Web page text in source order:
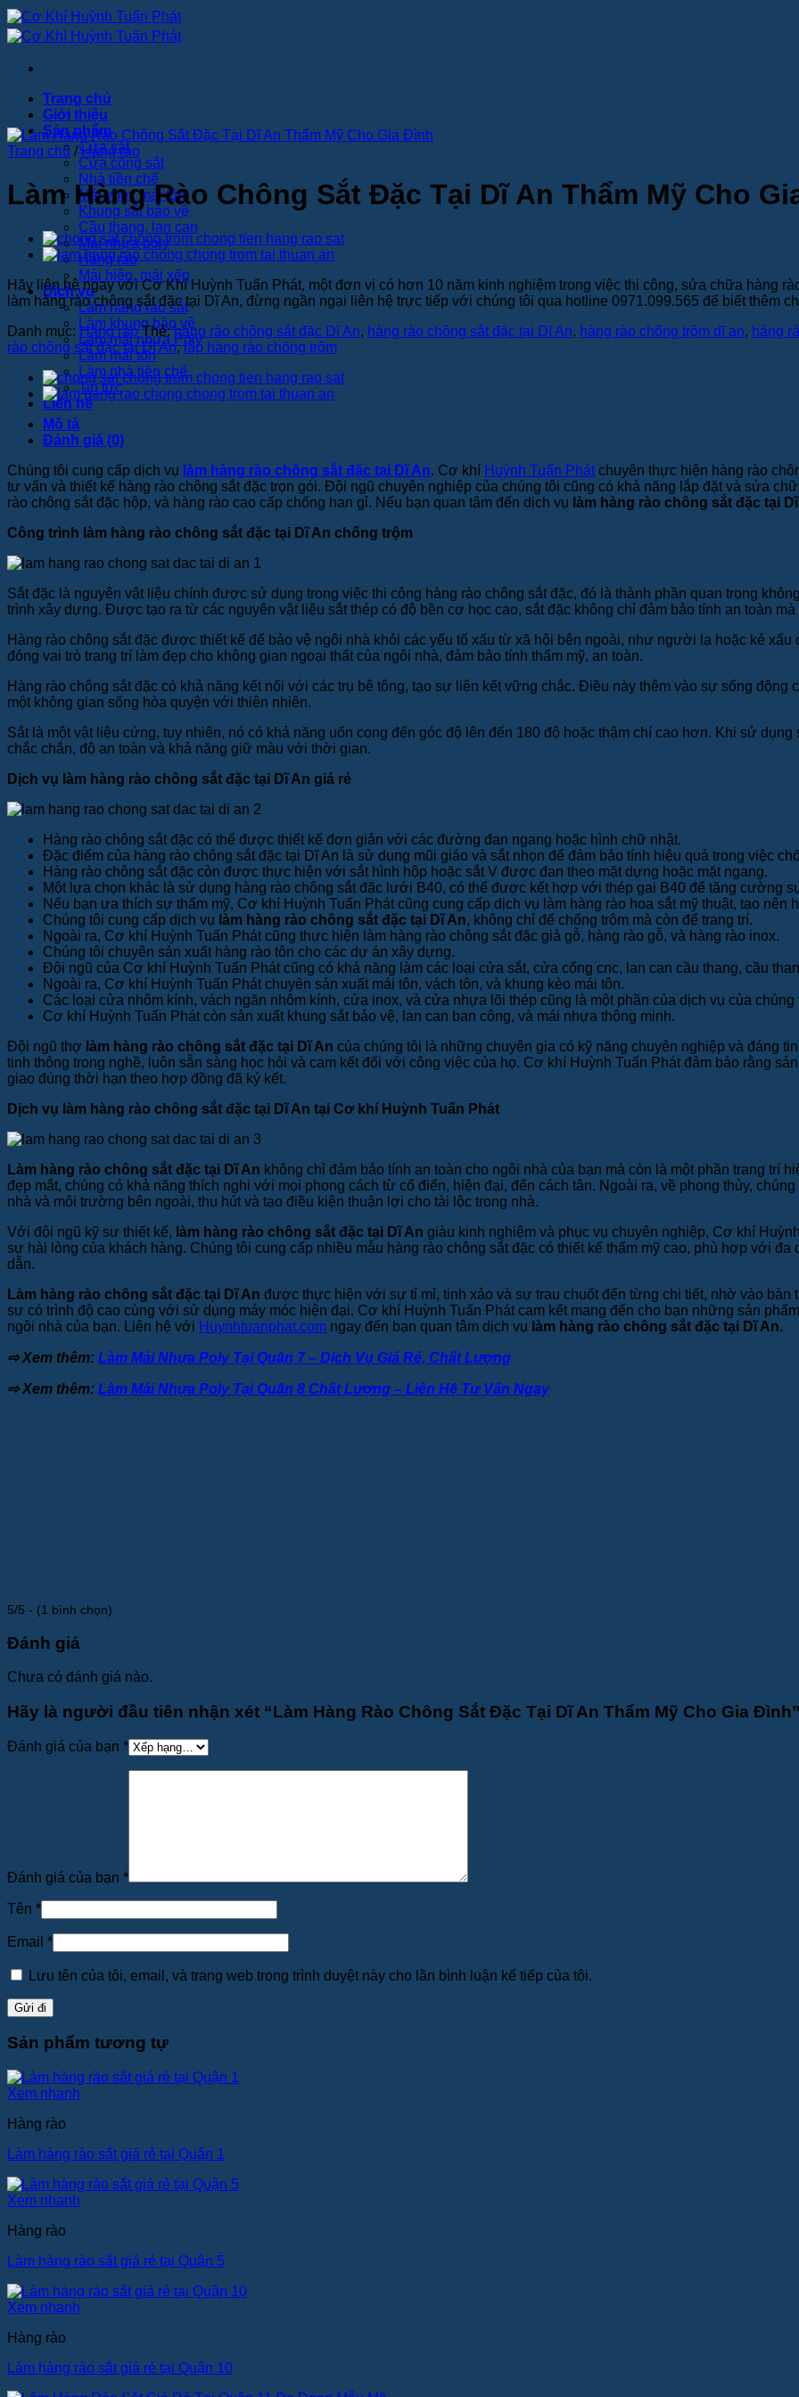
Bỏ
qua
nội
Trang chủ
Giới thiệu
Sản phẩm
Cửa sắt
Cửa cổng sắt
Nhà tiền chế
Mái vòm, mái tôn
Khung sắt bảo vệ
Cầu thang, lan can
Mái nhựa poly
Hàng rào
Mái hiên, mái xếp
Dịch vụ
Làm hàng rào sắt
Làm khung bảo vệ
Làm mái nhựa Poly
Làm mái tôn
Làm nhà tiền chế
Tin tức
Liên hệ
Trang chủ / Hàng rào
Làm Hàng Rào Chông Sắt Đặc Tại Dĩ An Thẩm Mỹ Cho
Hãy liên hệ ngay với Cơ Khí Huỳnh Tuấn Phát, một đơn vị có hơn 10 năm kinh nghiệm trong việc thi công, sửa chữa hàng
làm hàng rào chông sắt đặc tại Dĩ An, đừng ngần ngại liên hệ trực tiếp với chúng tôi qua hotline 0971.099.565 để biết thêm
Danh mục:Hàng rào Thẻ:hàng rào chông sắt đặc Dĩ An, hàng rào chông sắt đặc tại Dĩ An, hàng rào chống trộm dĩ an, hàng
rào chông sắt đặc tại Dĩ An,lắp hàng rào chống trộm
Mô tả
Đánh giá (0)
Chúng tôi cung cấp dịch vụ làm hàng rào chông sắt đặc tại Dĩ An. Cơ khí Huỳnh Tuấn Phátchuyên thực hiện hàng rào
tư vấn và thiết kế hàng rào chông sắt đặc trọn gói. Đội ngũ chuyên nghiệp của chúng tôi cũng có khả năng lắp đặt và sửa
rào chông sắt đặc hộp, và hàng rào cao cấp chống han gỉ. Nếu bạn quan tâm đến dịch vụ làm hàng rào chông sắt đặc tại
Công trình làm hàng rào chông sắt đặc tại Dĩ An chống trộm
Sắt đặc là nguyên vật liệu chính được sử dụng trong việc thi công hàng rào chông sắt đặc, đó là thành phần quan trọng
trình xây dựng. Được tạo ra từ các nguyên vật liệu sắt thép có độ bền cơ học cao, sắt đặc không chỉ đảm bảo tính an toàn
Hàng rào chông sắt đặc được thiết kế để bảo vệ ngôi nhà khỏi các yếu tố xấu từ xã hội bên ngoài, như người lạ hoặc kẻ
đóng vai trò trang trí làm đẹp cho không gian ngoại thất của ngôi nhà, đảm bảo tính thẩm mỹ, an toàn.
Hàng rào chông sắt đặc có khả năng kết nối với các trụ bê tông, tạo sự liên kết vững chắc. Điều này thêm vào sự sống
một không gian sống hòa quyện với thiên nhiên.
Sắt là một vật liệu cứng, tuy nhiên, nó có khả năng uốn cong đến góc độ lên đến 180 độ hoặc thậm chí cao hơn. Khi sử
chắc chắn, độ an toàn và khả năng giữ màu với thời gian.
Dịch vụ làm hàng rào chông sắt đặc tại Dĩ An giá rẻ
Hàng rào chông sắt đặc có thể được thiết kế đơn giản với các đường đan ngang hoặc hình chữ nhật.
Đặc điểm của hàng rào chông sắt đặc tại Dĩ An là sử dụng mũi giáo và sắt nhọn để đảm bảo tính hiệu quả trong việc
Hàng rào chông sắt đặc còn được thực hiện với sắt hình hộp hoặc sắt V được đan theo mặt dựng hoặc mặt ngang.
Một lựa chọn khác là sử dụng hàng rào chông sắt đặc lưới B40, có thể được kết hợp với thép gai B40 để tăng cường
Nếu bạn ưa thích sự thẩm mỹ, Cơ khí Huỳnh Tuấn Phát cũng cung cấp dịch vụ làm hàng rào hoa sắt mỹ thuật, tạo nên
Chúng tôi cung cấp dịch vụ làm hàng rào chông sắt đặc tại Dĩ An, không chỉ để chống trộm mà còn để trang trí.
Ngoài ra, Cơ khí Huỳnh Tuấn Phát cũng thực hiện làm hàng rào chông sắt đặc giả gỗ, hàng rào gỗ, và hàng rào inox.
Chúng tôi chuyên sản xuất hàng rào tôn cho các dự án xây dựng.
Đội ngũ của Cơ khí Huỳnh Tuấn Phát cũng có khả năng làm các loại cửa sắt, cửa cổng cnc, lan can cầu thang, cầu
Ngoài ra, Cơ khí Huỳnh Tuấn Phát chuyên sản xuất mái tôn, vách tôn, và khung kèo mái tôn.
Các loại cửa nhôm kính, vách ngăn nhôm kính, cửa inox, và cửa nhựa lõi thép cũng là một phần của dịch vụ của chúng
Cơ khí Huỳnh Tuấn Phát còn sản xuất khung sắt bảo vệ, lan can ban công, và mái nhựa thông minh.
Đội ngũ thợ làm hàng rào chông sắt đặc tại Dĩ An của chúng tôi là những chuyên gia có kỹ năng chuyên nghiệp và đáng
tinh thông trong nghề, luôn sẵn sàng học hỏi và cam kết đối với công việc của họ. Cơ khí Huỳnh Tuấn Phát đảm bảo rằng
giao đúng thời hạn theo hợp đồng đã ký kết.
Dịch vụ làm hàng rào chông sắt đặc tại Dĩ An tại Cơ khí Huỳnh Tuấn Phát
Làm hàng rào chông sắt đặc tại Dĩ An không chỉ đảm bảo tính an toàn cho ngôi nhà của bạn mà còn là một phần trang trí
đẹp mắt, chúng có khả năng thích nghi với mọi phong cách từ cổ điển, hiện đại, đến cách tân. Ngoài ra, về phong thủy,
nhà và môi trường bên ngoài, thu hút và tạo điều kiện thuận lợi cho tài lộc trong nhà.
Với đội ngũ kỹ sư thiết kế, làm hàng rào chông sắt đặc tại Dĩ An giàu kinh nghiệm và phục vụ chuyên nghiệp, Cơ khí
sự hài lòng của khách hàng. Chúng tôi cung cấp nhiều mẫu hàng rào chông sắt đặc có thiết kế thẩm mỹ cao, phù hợp với
dẫn.
Làm hàng rào chông sắt đặc tại Dĩ An được thực hiện với sự tỉ mỉ, tinh xảo và sự trau chuốt đến từng chi tiết, nhờ vào bàn
sư có trình độ cao cùng với sử dụng máy móc hiện đại. Cơ khí Huỳnh Tuấn Phát cam kết mang đến cho bạn những sản
ngôi nhà của bạn. Liên hệ với Huynhtuanphat.com ngay đến bạn quan tâm dịch vụ làm hàng rào chông sắt đặc tại Dĩ An.
⇨ Xem thêm: Làm Mái Nhựa Poly Tại Quận 7 – Dịch Vụ Giá Rẻ, Chất Lượng
⇨ Xem thêm: Làm Mái Nhựa Poly Tại Quận 8 Chất Lượng – Liên Hệ Tư Vấn Ngay
5/5 - (1 bình chọn)
Đánh giá
Chưa có đánh giá nào.
Hãy là người đầu tiên nhận xét “Làm Hàng Rào Chông Sắt Đặc Tại Dĩ An Thẩm Mỹ Cho Gia
Đánh giá của bạn *
Đánh giá của bạn *
Tên *
Email *
Lưu tên của tôi, email, và trang web trong trình duyệt này cho lần bình luận kế tiếp của tôi.
Sản phẩm tương tự
Xem nhanh
Hàng rào
Làm hàng rào sắt giá rẻ tại Quận 1
Xem nhanh
Hàng rào
Làm hàng rào sắt giá rẻ tại Quận 5
Xem nhanh
Hàng rào
Làm hàng rào sắt giá rẻ tại Quận 10